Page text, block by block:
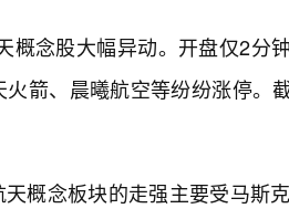
概念股大幅异动。开盘仅2分
箭、晨曦航空等纷纷涨停。
概念板块的走强主要受马斯